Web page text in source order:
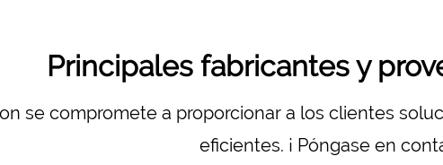
Principales fabricantes y
se compromete a proporcionar a los clientes
eficientes. ¡ Póngase en